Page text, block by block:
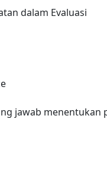
dalam Evaluasi
jawab menentukan